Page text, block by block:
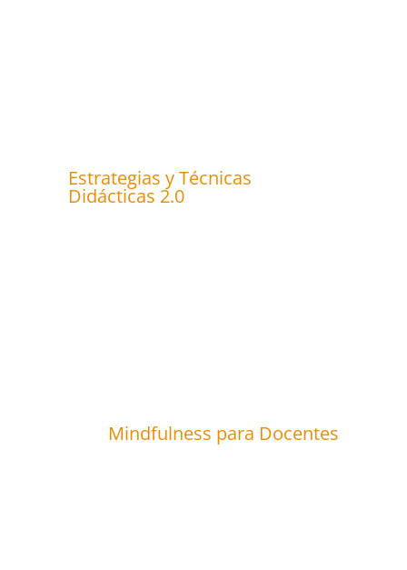
Estrategias y Técnicas
Didácticas 2.0
Mindfulness para Docentes